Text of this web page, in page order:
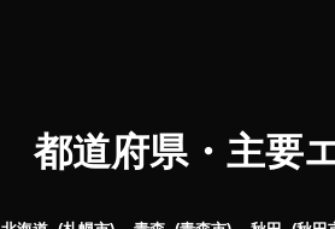
都道府県・主要